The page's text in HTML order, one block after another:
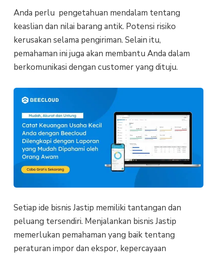
Anda perlu pengetahuan mendalam tentang
keaslian dan nilai barang antik. Potensi risiko
kerusakan selama pengiriman. Selain itu,
pemahaman ini juga akan membantu Anda dalam
berkomunikasi dengan customer yang dituju.
Setiap ide bisnis Jastip memiliki tantangan dan
peluang tersendiri. Menjalankan bisnis Jastip
memerlukan pemahaman yang baik tentang
peraturan impor dan ekspor, kepercayaan